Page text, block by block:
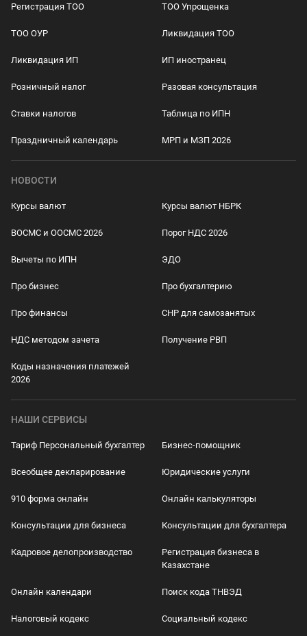
Регистрация ТОО ТОО Упрощенка
ТОО ОУР Ликвидация ТОО
Ликвидация ИП ИП иностранец
Розничный налог Разовая консультация
Ставки налогов Таблица по ИПН
Праздничный календарь МРП и МЗП 2026
НОВОСТИ
Курсы валют Курсы валют НБРК
ВОСМС и ООСМС 2026 Порог НДС 2026
Вычеты по ИПН ЭДО
Про бизнес Про бухгалтерию
Про финансы СНР для самозанятых
НДС методом зачета Получение РВП
Коды назначения платежей
2026
НАШИ СЕРВИСЫ
Тариф Персональный бухгалтер Бизнес-помощник
Всеобщее декларирование Юридические услуги
910 форма онлайн Онлайн калькуляторы
Консультации для бизнеса Консультации для бухгалтера
Кадровое делопроизводство
Регистрация бизнеса в
Казахстане
Онлайн календари Поиск кода ТНВЭД
Налоговый кодекс Социальный кодекс